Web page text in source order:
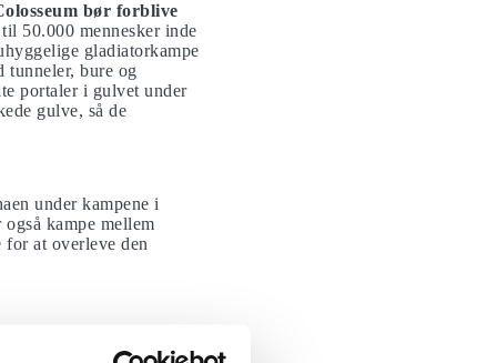
bør forblive
50.000 mennesker inde
gladiatorkampe
tunneler, bure og
portaler i gulvet under
gulve, så de
under kampene i
kampe mellem
for at overleve den
har dog gennem tiden